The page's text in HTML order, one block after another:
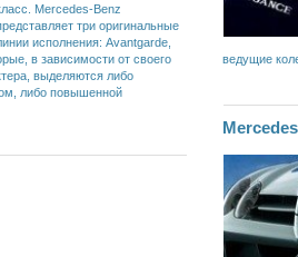
Mercedes-Benz
три оригинальные
исполнения: Avantgarde,
в зависимости от своего
выделяются либо
либо повышенной
ведущие